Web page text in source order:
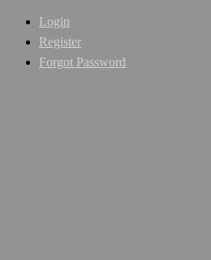
Login
Register
Forgot Password